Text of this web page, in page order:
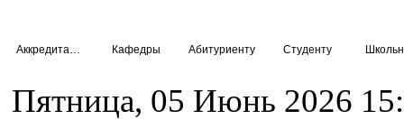
Кафедры Абитуриенту Студенту
Пятница, 05 Июнь 2026